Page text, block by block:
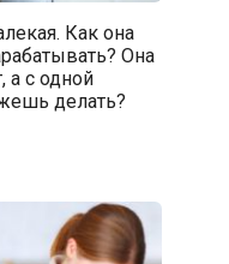
Как она
Она
а с одной
делать?